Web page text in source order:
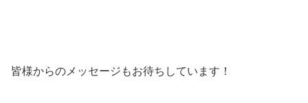
皆様からのメッセージもお待ちしています！